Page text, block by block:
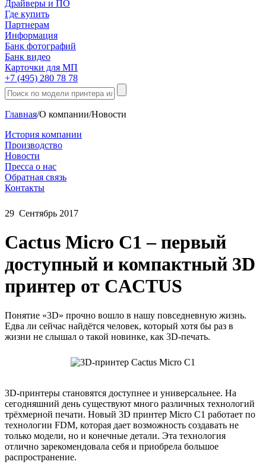
Драйверы и ПО
Где купить
Партнерам
Информация
Банк фотографий
Банк видео
Карточки для МП
+7 (495) 280 78 78
Главная/О компании/Новости
История компании
Производство
Новости
Пресса о нас
Обратная связь
Контакты
29 Сентябрь 2017
Cactus Micro C1 – первый
доступный и компактный 3D
принтер от CACTUS
Понятие «3D» прочно вошло в нашу повседневную жизнь.
Едва ли сейчас найдётся человек, который хотя бы раз в
жизни не слышал о такой новинке, как 3D-печать.
3D-принтеры становятся доступнее и универсальнее. На
сегодняшний день существуют много различных технологий
трёхмерной печати. Новый 3D принтер Micro C1 работает по
технологии FDM, которая дает возможность создавать не
только модели, но и конечные детали. Эта технология
отлично зарекомендовала себя и приобрела большое
распространение.